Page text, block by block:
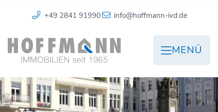
+49 2841 91990 info@hoffmann-ivd.de
MENÜ